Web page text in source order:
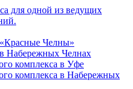
для одной из ведущих
Челны»
Набережных Челнах
комплекса в Уфе
комплекса в Набережных